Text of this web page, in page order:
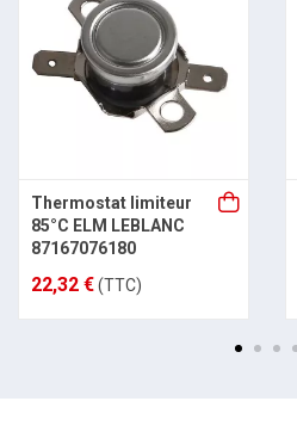
Thermostat limiteur
85°C ELM LEBLANC
87167076180
22,32 €(TTC)